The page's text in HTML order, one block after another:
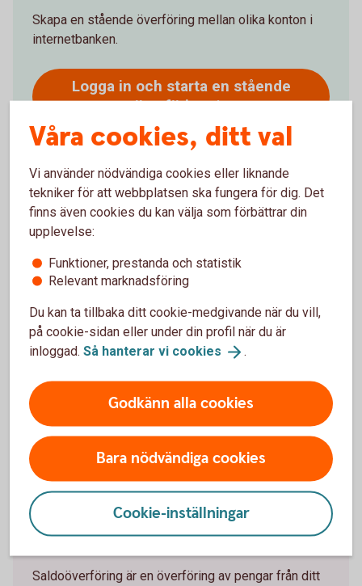
Skapa en stående överföring mellan olika konton i
internetbanken.
Logga in och starta en stående
överföring
Ring oss
08.00-18.00 (stängt storhelger)
Ring 0771-22 11 22 om stående överföring
Logga in och aktiveratelefontjänst
Saldoöverföring – från kreditkort
till konto
Saldoöverföring – vid flytt av minst
500 kr till konto
Saldoöverföring är en överföring av pengar från ditt
Våra cookies, ditt val
Vi använder nödvändiga cookies eller liknande
tekniker för att webbplatsen ska fungera för dig. Det
finns även cookies du kan välja som förbättrar din
upplevelse:
Funktioner, prestanda och statistik
Relevant marknadsföring
Du kan ta tillbaka ditt cookie-medgivande när du vill,
på cookie-sidan eller under din profil när du är
inloggad. Så hanterar vi cookies .
Godkänn alla cookies
Bara nödvändiga cookies
Cookie-inställningar